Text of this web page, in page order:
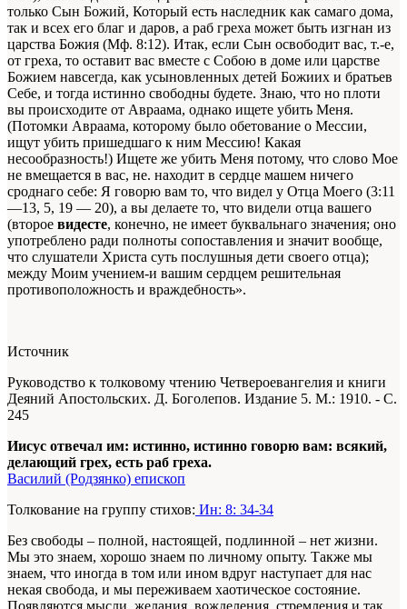
только Сын Божий, Который есть наследник как самаго дома,
так и всех его благ и даров, а раб греха может быть изгнан из
царства Божия (Мф. 8:12). Итак, если Сын освободит вас, т.-е,
от греха, то оставит вас вместе с Собою в доме или царстве
Божием навсегда, как усыновленных детей Божиих и братьев
Себе, и тогда истинно свободны будете. Знаю, что но плоти
вы происходите от Авраама, однако ищете убить Меня.
(Потомки Авраама, которому было обетование о Мессии,
ищут убить пришедшаго к ним Мессию! Какая
несообразность!) Ищете же убить Меня потому, что слово Мое
не вмещается в вас, не. находит в сердце машем ничего
сроднаго себе: Я говорю вам то, что видел у Отца Моего (3:11
—13, 5, 19 — 20), а вы делаете то, что видели отца вашего
(второе видесте, конечно, не имеет буквальнаго значения; оно
употреблено ради полноты сопоставления и значит вообще,
что слушатели Христа суть послушныя дети своего отца);
между Моим учением-и вашим сердцем решительная
противоположность и враждебность».
Источник
Руководство к толковому чтению Четвероевангелия и книги
Деяний Апостольских. Д. Боголепов. Издание 5. М.: 1910. - С.
245
Иисус отвечал им: истинно, истинно говорю вам: всякий,
делающий грех, есть раб греха.
Василий (Родзянко) епископ
Толкование на группу стихов: Ин: 8: 34-34
Без свободы – полной, настоящей, подлинной – нет жизни.
Мы это знаем, хорошо знаем по личному опыту. Также мы
знаем, что иногда в том или ином вдруг наступает для нас
некая свобода, и мы переживаем хаотическое состояние.
Появляются мысли, желания, вожделения, стремления и так